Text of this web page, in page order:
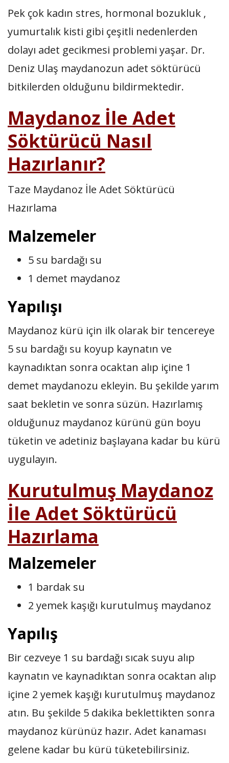
Pek çok kadın stres, hormonal bozukluk ,
yumurtalık kisti gibi çeşitli nedenlerden
dolayı adet gecikmesi problemi yaşar. Dr.
Deniz Ulaş maydanozun adet söktürücü
bitkilerden olduğunu bildirmektedir.
Maydanoz İle Adet
Söktürücü Nasıl
Hazırlanır?
Taze Maydanoz İle Adet Söktürücü
Hazırlama
Malzemeler
5 su bardağı su
1 demet maydanoz
Yapılışı
Maydanoz kürü için ilk olarak bir tencereye
5 su bardağı su koyup kaynatın ve
kaynadıktan sonra ocaktan alıp içine 1
demet maydanozu ekleyin. Bu şekilde yarım
saat bekletin ve sonra süzün. Hazırlamış
olduğunuz maydanoz kürünü gün boyu
tüketin ve adetiniz başlayana kadar bu kürü
uygulayın.
Kurutulmuş Maydanoz
İle Adet Söktürücü
Hazırlama
Malzemeler
1 bardak su
2 yemek kaşığı kurutulmuş maydanoz
Yapılış
Bir cezveye 1 su bardağı sıcak suyu alıp
kaynatın ve kaynadıktan sonra ocaktan alıp
içine 2 yemek kaşığı kurutulmuş maydanoz
atın. Bu şekilde 5 dakika beklettikten sonra
maydanoz kürünüz hazır. Adet kanaması
gelene kadar bu kürü tüketebilirsiniz.